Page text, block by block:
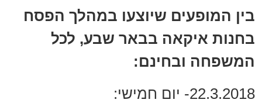
בין המופעים שיוצעו במהלך הפסח
בחנות איקאה בבאר שבע, לכל
המשפחה ובחינם:
22.3.2018- יום חמישי: